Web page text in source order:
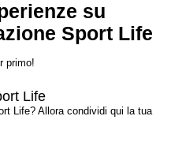
su
Sport Life
primo!
Life
Life? Allora condividi qui la tua